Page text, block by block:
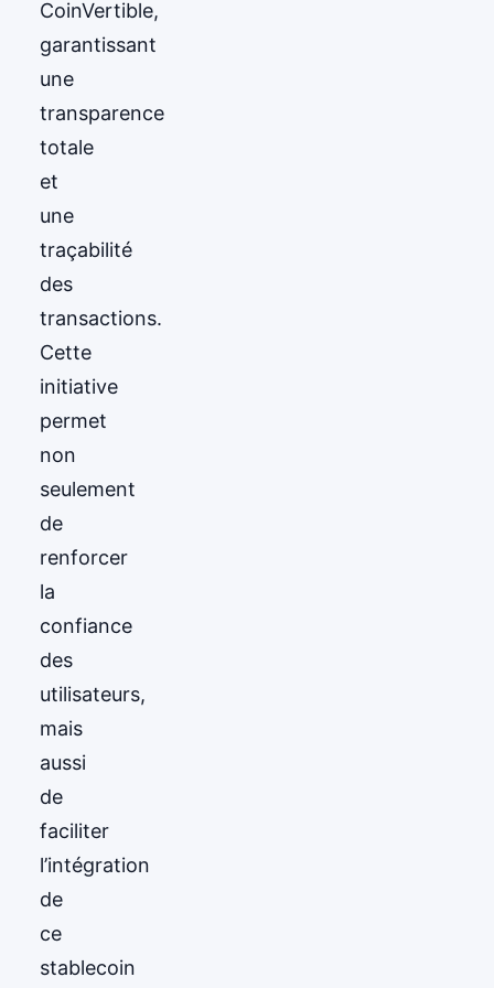
CoinVertible,
garantissant
une
transparence
totale
et
une
traçabilité
des
transactions.
Cette
initiative
permet
non
seulement
de
renforcer
la
confiance
des
utilisateurs,
mais
aussi
de
faciliter
l’intégration
de
ce
stablecoin